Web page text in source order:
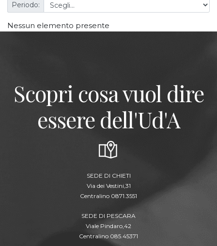
Periodo:
Nessun elemento presente
Scopri cosa vuol dire
essere dell'Ud'A
SEDE DI CHIETI
Via dei Vestini,31
Centralino 0871.3551
SEDE DI PESCARA
Viale Pindaro,42
Centralino 085.45371